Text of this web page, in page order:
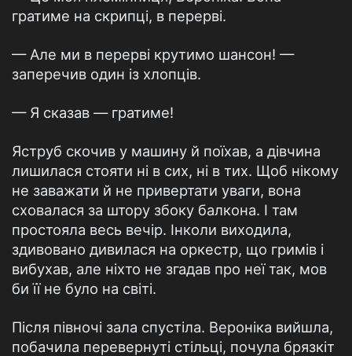
гратиме на скрипці, в перерві.
— Але ми в перерві крутимо шансон! —
заперечив один із хлопців.
— Я сказав — гратиме!
Яструб скочив у машину й поїхав, а дівчина
лишилася стояти ні в сих, ні в тих. Щоб нікому
не заважати й не привертати уваги, вона
сховалася за штору збоку балкона. І там
простояла весь вечір. Інколи виходила,
здивовано дивилася на оркестр, що гримів і
вибухав, але ніхто не згадав про неї так, мов
би її не було на світі.
Після півночі зала спустіла. Вероніка вийшла,
побачила перевернуті стільці, почула брязкіт